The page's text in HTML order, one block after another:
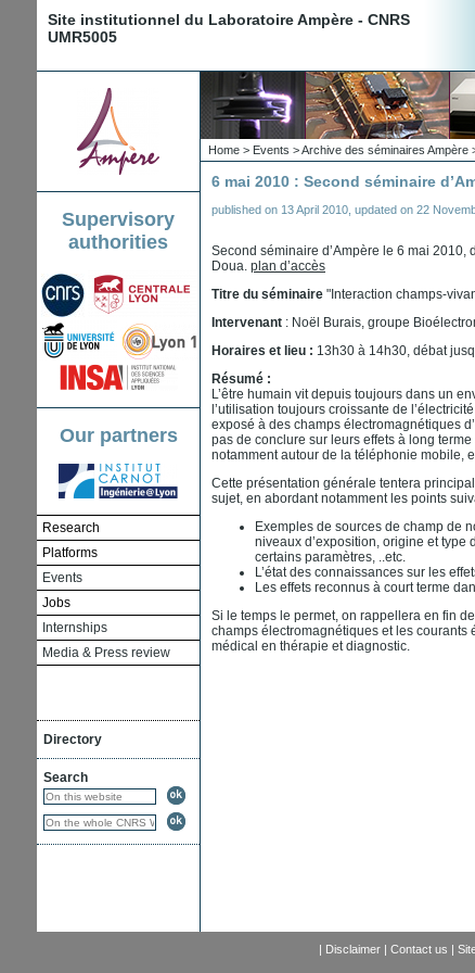
Site institutionnel du Laboratoire Ampère - CNRS
UMR5005
Supervisory
authorities
Our partners
Research
Platforms
Events
Jobs
Internships
Media & Press review
Directory
Search
Home > Events >Archive des séminaires Ampère
6 mai 2010 : Second séminaire
published on 13 April 2010 updated on 22
Second séminaire d’Ampère le 6 mai
Doua. plan d’accès
Titre du séminaire "Interaction champs-
Intervenant : Noël Burais, groupe
Horaires et lieu : 13h30 à 14h30, débat
Résumé :
L’être humain vit depuis toujours dans un
l’utilisation toujours croissante de
exposé à des champs électromagnétiques
pas de conclure sur leurs effets à long
notamment autour de la téléphonie mobile,
Cette présentation générale tentera
sujet, en abordant notamment les points
Exemples de sources de champ de
niveaux d’exposition, origine et
certains paramètres, ..etc.
L’état des connaissances sur les
Les effets reconnus à court terme
Si le temps le permet, on rappellera en fin
champs électromagnétiques et les courants
médical en thérapie et diagnostic.
| Disclaimer| Contact us |